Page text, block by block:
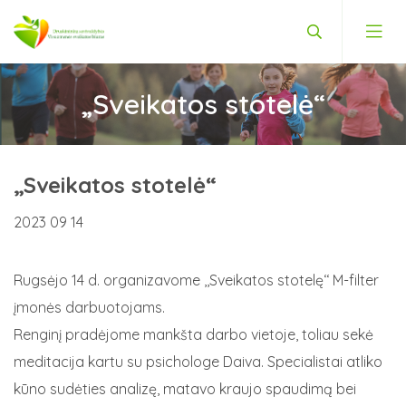
Priklausomybių konsultantas
Ankstyvoji intervencijos programa
Širdies ir kraujagyslių ligų bei cukrinio diabeto rizikos
Mityba
Savižudybių prevencija
Metimo rūkyti konsultacijos
Projektas „Lytiškumo ugdymas ir rengimas šeimai“
Sveika bendruomenė – stipri visuomenė
Sveikos gyvensenos formavimas Druskininkų
„Sveikatos stotelė“
„Sveikatos stotelė“
2023 09 14
Rugsėjo 14 d. organizavome ,,Sveikatos stotelę‘‘ M-filter
įmonės darbuotojams.
Renginį pradėjome mankšta darbo vietoje, toliau sekė
meditacija kartu su psichologe Daiva. Specialistai atliko
kūno sudėties analizę, matavo kraujo spaudimą bei